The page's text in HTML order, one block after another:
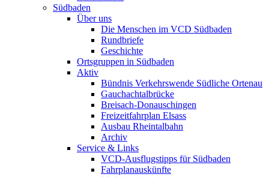
Südbaden
Über uns
Die Menschen im VCD Südbaden
Rundbriefe
Geschichte
Ortsgruppen in Südbaden
Aktiv
Bündnis Verkehrswende Südliche Ortenau
Gauchachtalbrücke
Breisach-Donauschingen
Freizeitfahrplan Elsass
Ausbau Rheintalbahn
Archiv
Service & Links
VCD-Ausflugstipps für Südbaden
Fahrplanauskünfte